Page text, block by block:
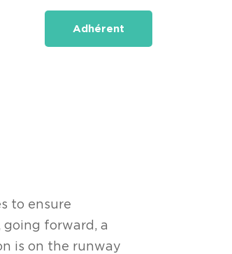
Adhérent
to ensure
forward, a
is on the runway